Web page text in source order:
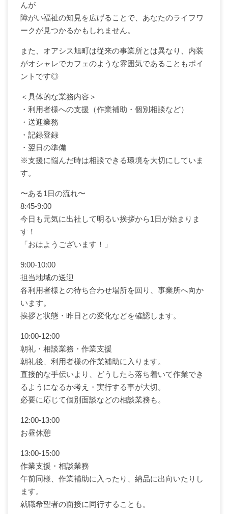
んが
障がい福祉の知見を広げることで、あなたのライフワ
ークが見つかるかもしれません。
また、オアシス旭町は従来の事業所とは異なり、内装
がオシャレでカフェのような雰囲気であることもポイ
ントです◎
＜具体的な業務内容＞
・利用者様への支援（作業補助・個別相談など）
・送迎業務
・記録登録
・翌日の準備
※支援に悩んだ時は相談できる環境を大切にしていま
す。
〜ある1日の流れ〜
8:45-9:00
今日も元気に出社して明るい挨拶から1日が始まりま
す！
「おはようございます！」
9:00-10:00
担当地域の送迎
各利用者様との待ち合わせ場所を回り、事業所へ向か
います。
挨拶と状態・昨日との変化などを確認します。
10:00-12:00
朝礼・相談業務・作業支援
朝礼後、利用者様の作業補助に入ります。
直接的な手伝いより、どうしたら落ち着いて作業でき
るようになるか考え・実行する事が大切。
必要に応じて個別面談などの相談業務も。
12:00-13:00
お昼休憩
13:00-15:00
作業支援・相談業務
午前同様、作業補助に入ったり、納品に出向いたりし
ます。
就職希望者の面接に同行することも。